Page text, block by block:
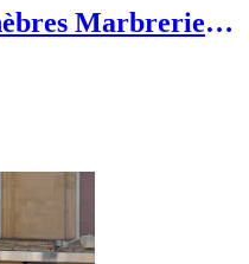
Marbrerie